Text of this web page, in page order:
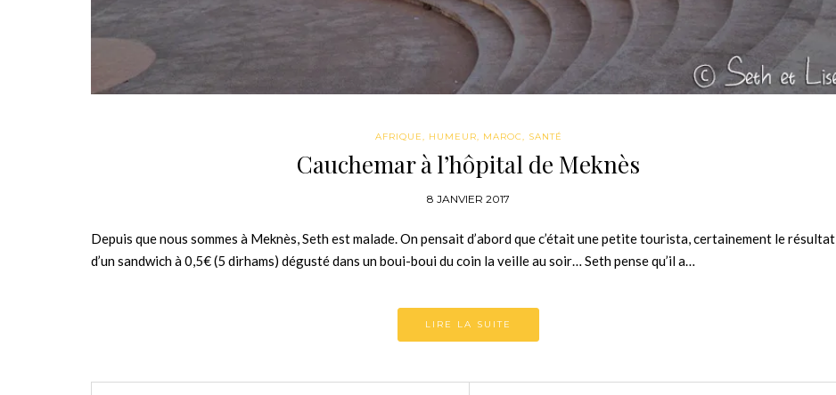
AFRIQUE, HUMEUR, MAROC, SANTÉ
Cauchemar à l’hôpital de Meknès
8 JANVIER 2017
Depuis que nous sommes à Meknès, Seth est malade. On pensait d’abord que c’était une petite tourista, certainement le résultat
d’un sandwich à 0,5€ (5 dirhams) dégusté dans un boui-boui du coin la veille au soir… Seth pense qu’il a…
LIRE LA SUITE